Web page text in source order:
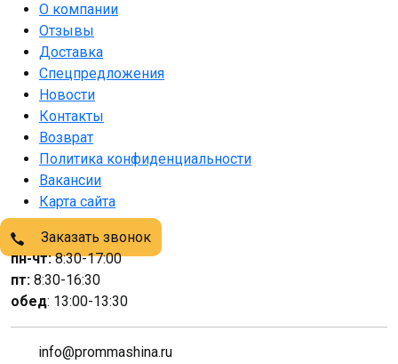
О компании
Отзывы
Доставка
Спецпредложения
Новости
Контакты
Возврат
Политика конфиденциальности
Вакансии
Карта сайта
Заказать звонок
пн-чт:8:30-17:00
пт: 8:30-16:30
обед: 13:00-13:30
info@prommashina.ru